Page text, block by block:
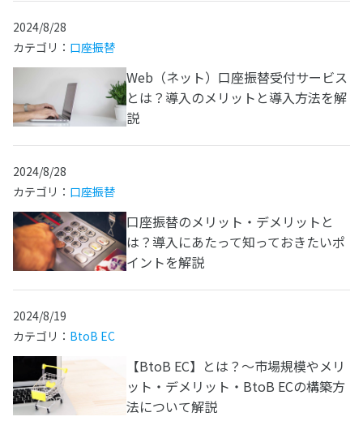
2024/8/28
カテゴリ： 口座振替
Web（ネット）口座振替受付サービス
とは？導入のメリットと導入方法を解
説
2024/8/28
カテゴリ： 口座振替
口座振替のメリット・デメリットと
は？導入にあたって知っておきたいポ
イントを解説
2024/8/19
カテゴリ： BtoB EC
【BtoB EC】とは？～市場規模やメリ
ット・デメリット・BtoB ECの構築方
法について解説